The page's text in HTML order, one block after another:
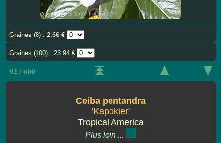
Graines (8) : 2.66 €
Graines (100) : 23.94 €
92 / 600
Ceiba pentandra
'Kapokier'
Tropical America
Plus loin ...